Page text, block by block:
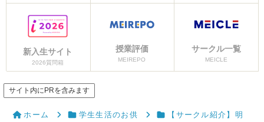
新入生サイト
2026質問箱
授業評価
MEIREPO
サークル一覧
MEICLE
サイト内にPRを含みます
ホーム 学生生活のお供
【サークル紹介】明